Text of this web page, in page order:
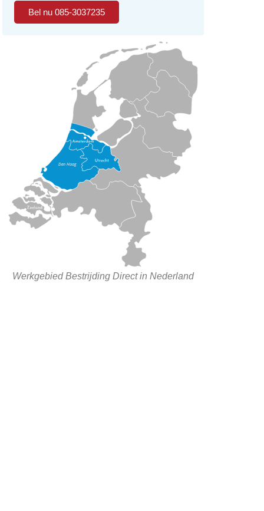
Bel nu 085-3037235
Werkgebied Bestrijding Direct in Nederland